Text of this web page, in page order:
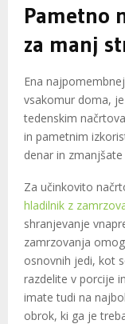
Pametno
za manj
Ena
vsakomur doma,
tedenskim
in pametnim
denar in
Za učinkovito
hladilnik z
shranjevanje
zamrzovanja
osnovnih jedi, kot
razdelite v porcije
imate tudi na
obrok, ki ga je